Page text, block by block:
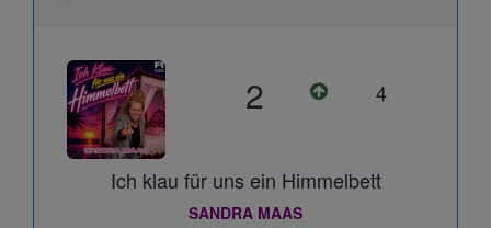
2 4
Ich klau für uns ein Himmelbett
SANDRA MAAS